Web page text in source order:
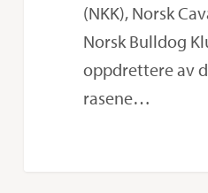
(NKK), Norsk
Norsk Bulldog
oppdrettere av
rasene…